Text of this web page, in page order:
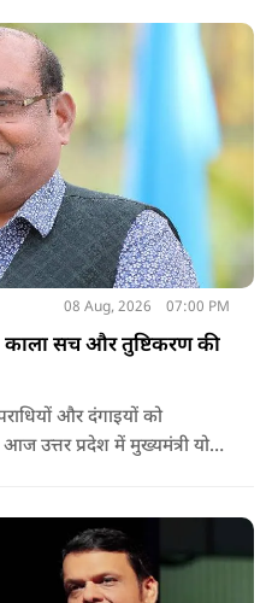
08 Aug, 2026 07:00 PM
सच और तुष्टिकरण की
और दंगाइयों को
उत्तर प्रदेश में मुख्यमंत्री योगी
शांति और सुरक्षा से खिलवाड़